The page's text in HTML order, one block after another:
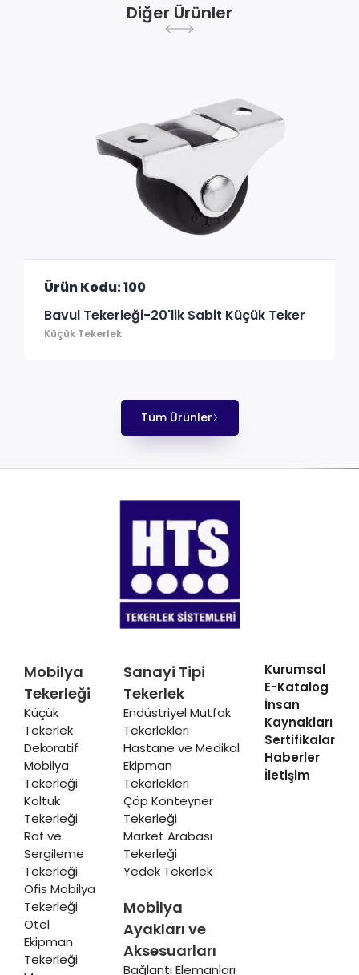
Diğer Ürünler
Ürün Kodu: 100
Bavul Tekerleği-20'lik Sabit Küçük Teker
Küçük Tekerlek
Tüm Ürünler
Mobilya
Tekerleği
Küçük
Tekerlek
Dekoratif
Mobilya
Tekerleği
Koltuk
Tekerleği
Raf ve
Sergileme
Tekerleği
Ofis Mobilya
Tekerleği
Otel
Ekipman
Tekerleği
Sanayi Tipi
Tekerlek
Endüstriyel Mutfak
Tekerlekleri
Hastane ve Medikal
Ekipman
Tekerlekleri
Çöp Konteyner
Tekerleği
Market Arabası
Tekerleği
Yedek Tekerlek
Mobilya
Ayakları ve
Aksesuarları
Bağlantı Elemanları
Kurumsal
E-Katalog
İnsan
Kaynakları
Sertifikalar
Haberler
İletişim